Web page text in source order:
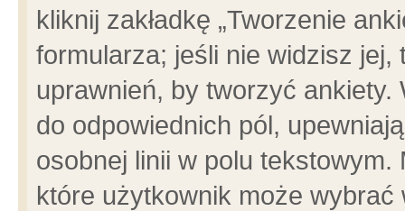
kliknij zakładkę „Tworzenie
formularza; jeśli nie widzisz
uprawnień, by tworzyć ankiety.
do odpowiednich pól,
osobnej linii w polu
które użytkownik może